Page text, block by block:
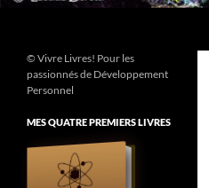
© Vivre Livres! Pour les
passionnés de Développement
Personnel
MES QUATRE PREMIERS LIVRES